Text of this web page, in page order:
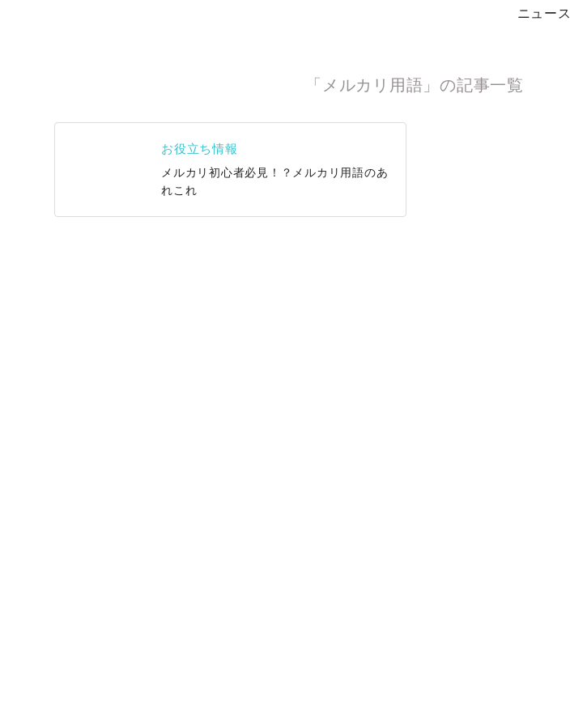
ニュース
「メルカリ用語」の記事一覧
お役立ち情報
メルカリ初心者必見！？メルカリ用語のあ
れこれ